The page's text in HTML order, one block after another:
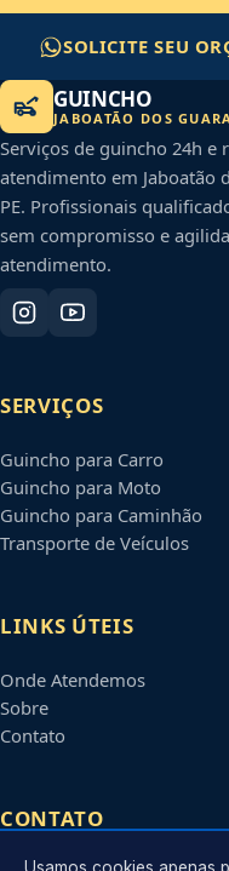
SOLICITE SEU
GUINCHO
JABOATÃO DOS
Serviços de guincho 24h e
atendimento em Jaboatão
PE. Profissionais
sem compromisso e
atendimento.
SERVIÇOS
Guincho para Carro
Guincho para Moto
Guincho para Caminhão
Transporte de Veículos
LINKS ÚTEIS
Onde Atendemos
Sobre
Contato
CONTATO